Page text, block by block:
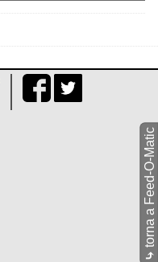
⤷
torna a Feed-O-Matic